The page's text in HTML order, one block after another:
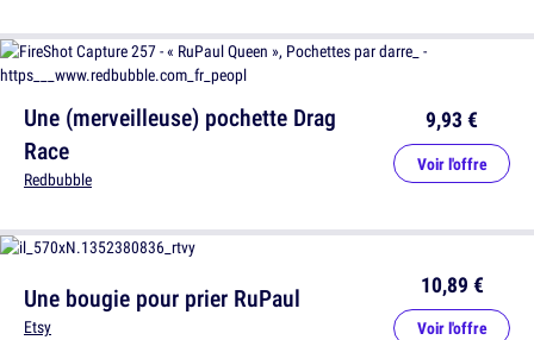
Une bougie pour prier RuPaul
Etsy
10,89 €
Voir l'offre
Une (merveilleuse) pochette Drag
Race
Redbubble
9,93 €
Voir l'offre